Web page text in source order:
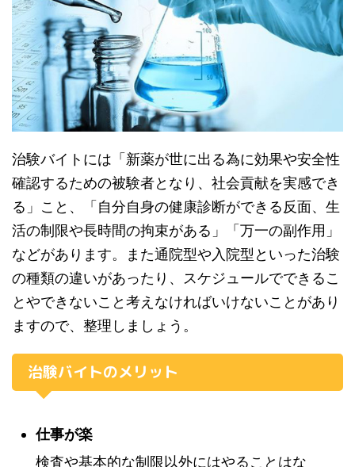
治験バイトには「新薬が世に出る為に効果や安全性
確認するための被験者となり、社会貢献を実感でき
る」こと、「自分自身の健康診断ができる反面、生
活の制限や長時間の拘束がある」「万一の副作用」
などがあります。また通院型や入院型といった治験
の種類の違いがあったり、スケジュールでできるこ
とやできないこと考えなければいけないことがあり
ますので、整理しましょう。
治験バイトのメリット
仕事が楽
検査や基本的な制限以外にはやることはな